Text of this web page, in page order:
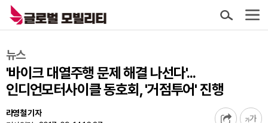
뉴스
'바이크 대열주행 문제 해결 나선다'...
인디언모터사이클 동호회, '거점투어' 진행
라영철 기자